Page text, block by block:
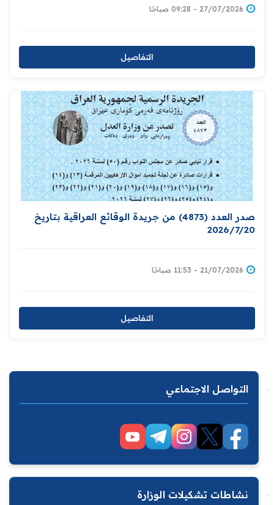
27/07/2026 - 09:28 صباحًا
التفاصيل
صدر العدد (4873) من جريدة الوقائع العراقية بتاريخ
2026/7/20
21/07/2026 - 11:53 صباحًا
التفاصيل
التواصل الاجتماعي
نشاطات تشكيلات الوزارة